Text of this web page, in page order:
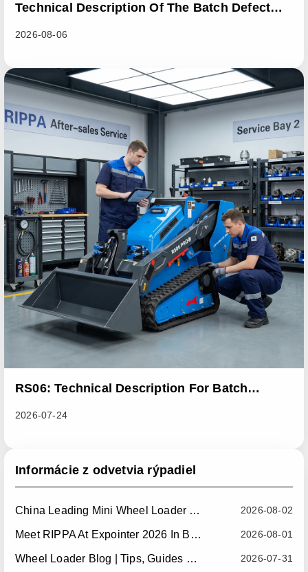
Technical Description Of The Batch Defect
2026-08-06
RS06: Technical Description For Batch
2026-07-24
Informácie z odvetvia rýpadiel
2026-08-02
China Leading Mini Wheel Loader Supplier: Reliable Compact Wheel Loaders For Global Markets
2026-08-01
Meet RIPPA At Expointer 2026 In Brazil
2026-07-31
Wheel Loader Blog | Tips, Guides & Attachments